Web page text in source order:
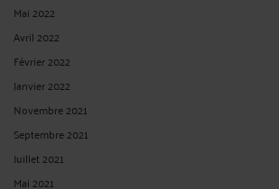
17NOVEMBRE 2021)
ParJean-Philippe SCHMITT
La cour de cassation rappelle ici que lorsque le
absence prolongée désorganisant l'entreprise et rendant
remplacement définitif, est jugé comme dépourvu de